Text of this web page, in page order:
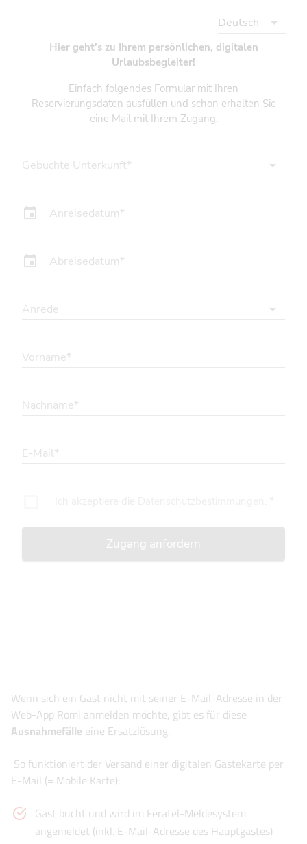
Wenn sich ein Gast nicht mit seiner E-Mail-Adresse in der
Web-App Romi anmelden möchte, gibt es für diese
Ausnahmefälle eine Ersatzlösung.
So funktioniert der Versand einer digitalen Gästekarte per
E-Mail (= Mobile Karte):
Gast bucht und wird im Feratel-Meldesystem
angemeldet (inkl. E-Mail-Adresse des Hauptgastes)